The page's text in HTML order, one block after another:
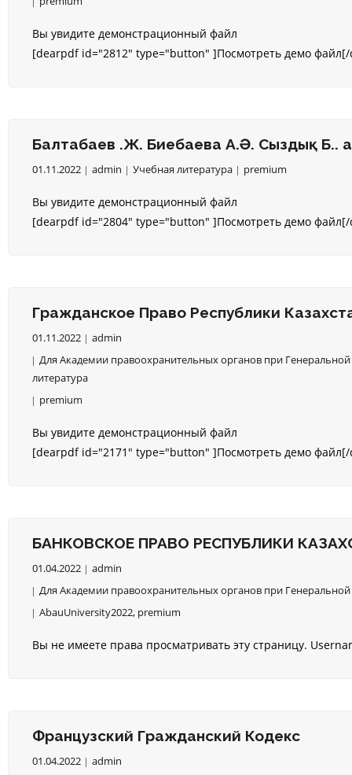
Вы увидите демонстрационный файл
[dearpdf id="2812" type="button" ]Посмотреть демо
Балтабаев Қ.Ж. Биебаева А.Ә. Сыздық Б.Қ.
01.11.2022 admin Учебная литература premium
Вы увидите демонстрационный файл
[dearpdf id="2804" type="button" ]Посмотреть демо
Гражданское Право Республики
01.11.2022
admin
Для Академии правоохранительных органов при Генеральной
литература
premium
Вы увидите демонстрационный файл
[dearpdf id="2171" type="button" ]Посмотреть демо
БАНКОВСКОЕ ПРАВО РЕСПУБЛИКИ
01.04.2022
admin
Для Академии правоохранительных органов при Генеральной
AbauUniversity2022, premium
Вы не имеете права просматривать эту страницу.
Французский Гражданский Кодекс
01.04.2022
admin